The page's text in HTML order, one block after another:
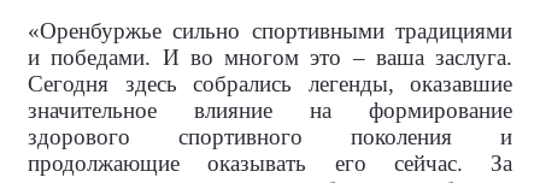
«Оренбуржье сильно спортивными традициями
и победами. И во многом это – ваша заслуга.
Сегодня здесь собрались легенды, оказавшие
значительное влияние на формирование
здорового спортивного поколения и
продолжающие оказывать его сейчас. За